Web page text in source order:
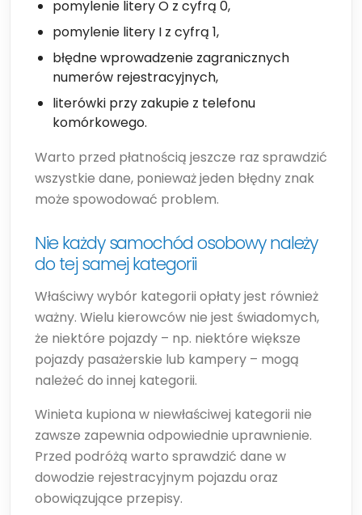
pomylenie litery O z cyfrą 0,
pomylenie litery I z cyfrą 1,
błędne wprowadzenie zagranicznych
numerów rejestracyjnych,
literówki przy zakupie z telefonu
komórkowego.
Warto przed płatnością jeszcze raz sprawdzić
wszystkie dane, ponieważ jeden błędny znak
może spowodować problem.
Nie każdy samochód osobowy należy
do tej samej kategorii
Właściwy wybór kategorii opłaty jest również
ważny. Wielu kierowców nie jest świadomych,
że niektóre pojazdy – np. niektóre większe
pojazdy pasażerskie lub kampery – mogą
należeć do innej kategorii.
Winieta kupiona w niewłaściwej kategorii nie
zawsze zapewnia odpowiednie uprawnienie.
Przed podróżą warto sprawdzić dane w
dowodzie rejestracyjnym pojazdu oraz
obowiązujące przepisy.